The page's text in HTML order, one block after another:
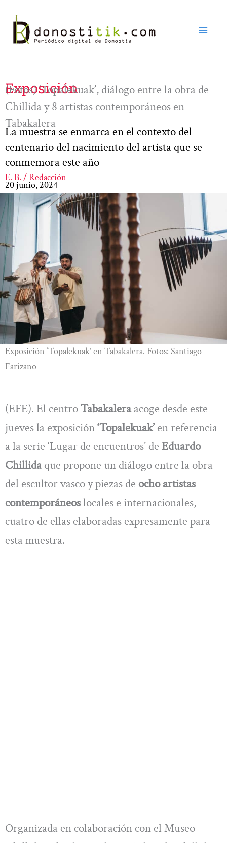
contenido
Exposición
(Fotos) ‘Topalekuak’, diálogo entre la obra de
Chillida y 8 artistas contemporáneos en
Tabakalera
La muestra se enmarca en el contexto del
centenario del nacimiento del artista que se
conmemora este año
E. B. / Redacción
20 junio, 2024
Exposición ‘Topalekuak’ en Tabakalera. Fotos: Santiago
Farizano
(EFE). El centroTabakaleraacoge desde este
jueves la exposición‘Topalekuak’en referencia
a la serie ‘Lugar de encuentros’ de Eduardo
Chillidaque propone un diálogo entre la obra
del escultor vasco y piezas de ocho artistas
contemporáneoslocales e internacionales,
cuatro de ellas elaboradas expresamente para
esta muestra.
Organizada en colaboración con el Museo